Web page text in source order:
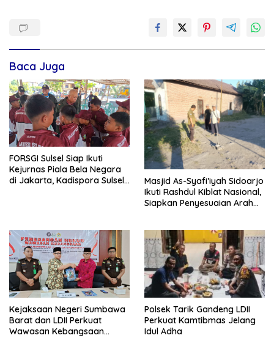
Baca Juga
FORSGI Sulsel Siap Ikuti
Kejurnas Piala Bela Negara
di Jakarta, Kadispora Sulsel
Masjid As-Syafi’iyah Sidoarjo
Ikuti Rashdul Kiblat Nasional,
Siapkan Penyesuaian Arah
Kejaksaan Negeri Sumbawa
Barat dan LDII Perkuat
Wawasan Kebangsaan
Polsek Tarik Gandeng LDII
Perkuat Kamtibmas Jelang
Idul Adha